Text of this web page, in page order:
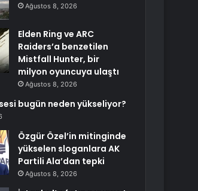
Ağustos 8, 2026
Elden Ring ve ARC
Raiders’a benzetilen
Mistfall Hunter, bir
milyon oyuncuya ulaştı
Ağustos 8, 2026
bugün neden yükseliyor?
Özgür Özel’in mitinginde
yükselen sloganlara AK
Partili Ala’dan tepki
Ağustos 8, 2026